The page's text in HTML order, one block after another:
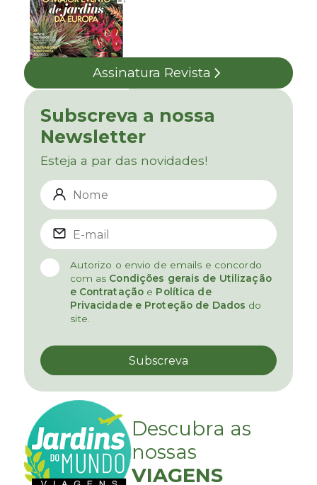
Assinatura Revista
Subscreva a nossa
Newsletter
Esteja a par das novidades!
Autorizo o envio de emails e concordo
com as Condições gerais de Utilização
e Contratação e Política de
Privacidade e Proteção de Dados do
site.
Descubra as
nossas
VIAGENS